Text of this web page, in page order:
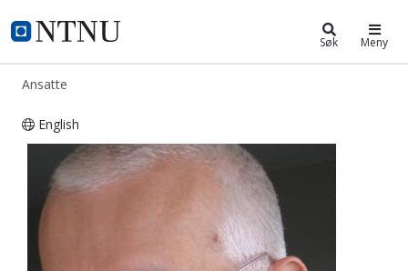
NTNU Hjemmeside
ntnu.no Søk Meny
Ansatte
English
Branko Mitrovic